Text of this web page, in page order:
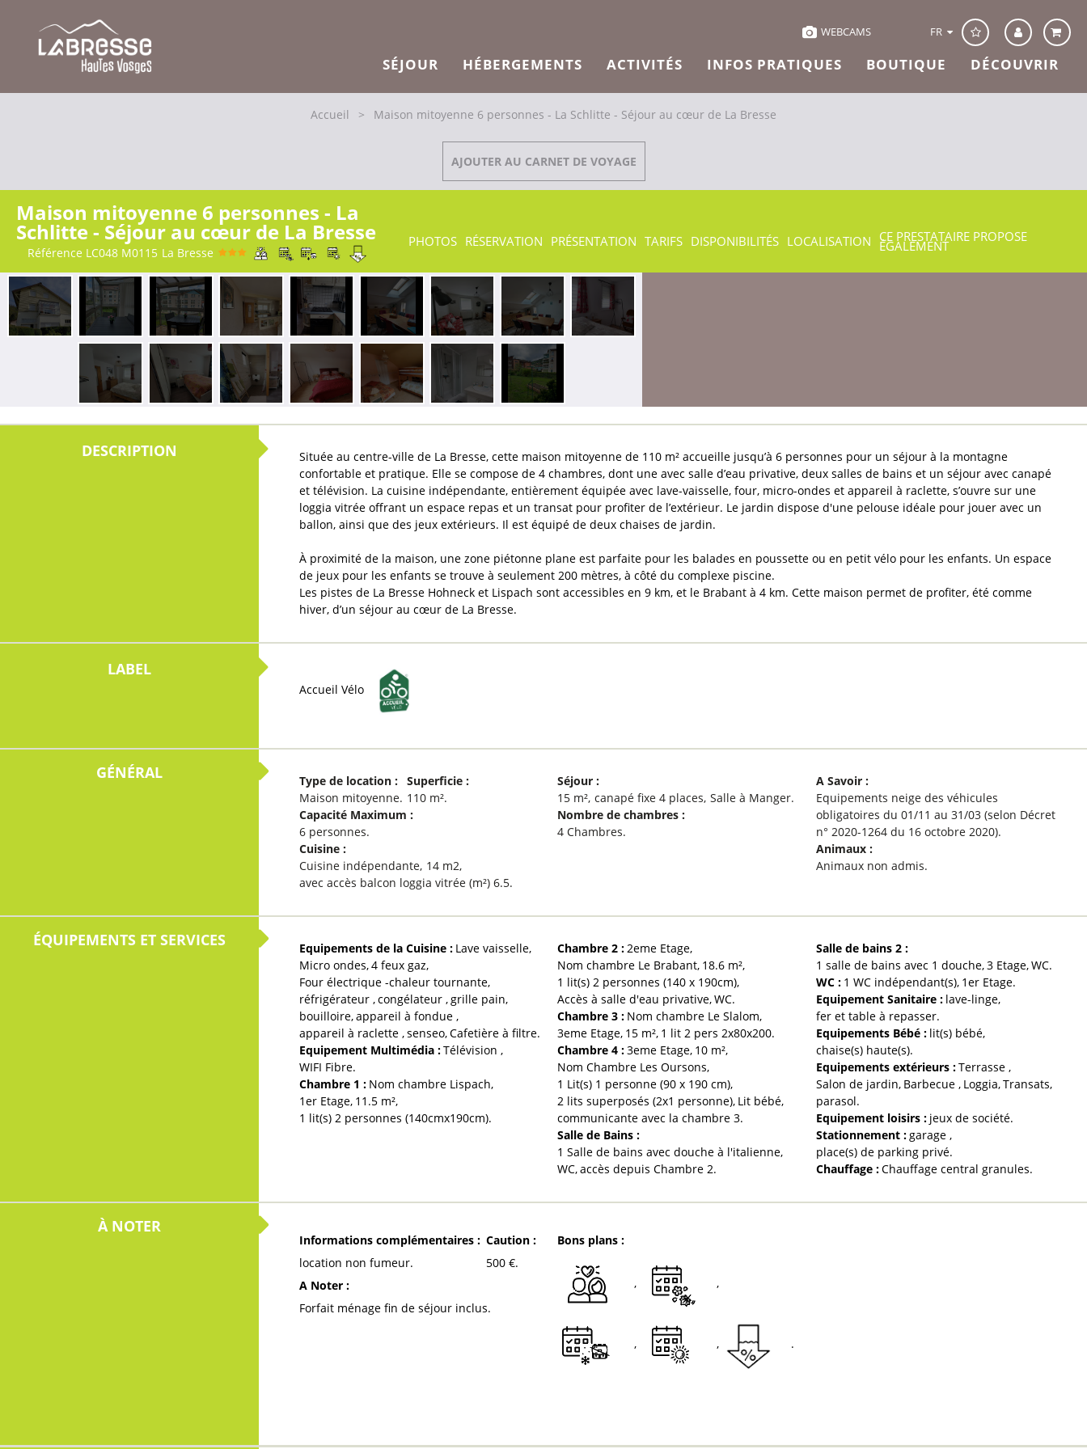
WEBCAMS FR
SÉJOUR HÉBERGEMENTS ACTIVITÉS INFOS PRATIQUES BOUTIQUE DÉCOUVRIR
Accueil > Maison mitoyenne 6 personnes - La Schlitte - Séjour au cœur de La Bresse
Maison mitoyenne 6 personnes - La
Schlitte - Séjour au cœur de La Bresse
Référence LC048 M0115 La Bresse
AJOUTER AU CARNET DE VOYAGE
PHOTOS RÉSERVATION PRÉSENTATION TARIFS DISPONIBILITÉS LOCALISATION CE PRESTATAIRE PROPOSE
ÉGALEMENT
Située au centre-ville de La Bresse, cette maison mitoyenne de 110 m² accueille jusqu’à 6 personnes pour un séjour à la montagne
confortable et pratique. Elle se compose de 4 chambres, dont une avec salle d’eau privative, deux salles de bains et un séjour avec canapé
et télévision. La cuisine indépendante, entièrement équipée avec lave-vaisselle, four, micro-ondes et appareil à raclette, s’ouvre sur une
loggia vitrée offrant un espace repas et un transat pour profiter de l’extérieur. Le jardin dispose d'une pelouse idéale pour jouer avec un
ballon, ainsi que des jeux extérieurs. Il est équipé de deux chaises de jardin.
À proximité de la maison, une zone piétonne plane est parfaite pour les balades en poussette ou en petit vélo pour les enfants. Un espace
de jeux pour les enfants se trouve à seulement 200 mètres, à côté du complexe piscine.
Les pistes de La Bresse Hohneck et Lispach sont accessibles en 9 km, et le Brabant à 4 km. Cette maison permet de profiter, été comme
hiver, d’un séjour au cœur de La Bresse.
Accueil Vélo
GÉNÉRAL Type de location :
Maison mitoyenne
Superficie :
110 m²
Capacité Maximum :
6 personnes
Cuisine :
Cuisine indépendante 14 m2
avec accès balcon loggia vitrée (m²) 6.5
Séjour:
15 m² canapé fixe 4 places Salle à Manger
Nombre de chambres:
4 Chambres
A Savoir :
Equipements neige des véhicules
obligatoires du 01/11 au 31/03 (selon Décret
n° 2020-1264 du 16 octobre 2020)
Animaux :
Animaux non admis
ÉQUIPEMENTS ET SERVICES Equipements de la Cuisine : Lave vaisselle
Micro ondes 4 feux gaz
Four électrique -chaleur tournante
réfrigérateur congélateur grille pain
bouilloire appareil à fondue
appareil à raclette senseo Cafetière à filtre
Equipement Multimédia :Télévision
WIFI Fibre
Chambre 1 : Nom chambre Lispach
1er Etage 11.5 m²
1 lit(s) 2 personnes (140cmx190cm)
Chambre 2:2eme Etage
Nom chambre Le Brabant 18.6 m²
1 lit(s) 2 personnes (140 x 190cm)
Accès à salle d'eau privative WC
Chambre 3: Nom chambre Le Slalom
3eme Etage 15 m² 1 lit 2 pers 2x80x200
Chambre 4:3eme Etage 10 m²
Nom Chambre Les Oursons
1 Lit(s) 1 personne (90 x 190 cm)
2 lits superposés (2x1 personne) Lit bébé
communicante avec la chambre 3
Salle de Bains:
1 Salle de bains avec douche à l'italienne
WC accès depuis Chambre 2
Salle de bains 2 :
1 salle de bains avec 1 douche 3 Etage WC
WC : 1 WC indépendant(s) 1er Etage
Equipement Sanitaire : lave-linge
fer et table à repasser
Equipements Bébé : lit(s) bébé
chaise(s) haute(s)
Equipements extérieurs :Terrasse
Salon de jardin Barbecue Loggia Transats
parasol
Equipement loisirs : jeux de société
Stationnement :garage
place(s) de parking privé
Chauffage :Chauffage central granules
À NOTER
Informations complémentaires :
location non fumeur
Caution :
500 €
A Noter :
Forfait ménage fin de séjour inclus
Bons plans: